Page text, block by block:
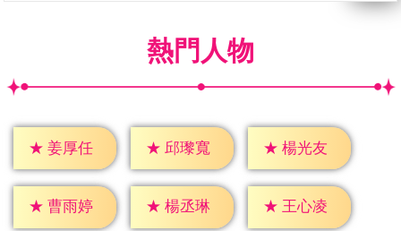
熱門人物
★ 姜厚任 ★ 邱瓈寬 ★ 楊光友
★ 曹雨婷 ★ 楊丞琳 ★ 王心凌